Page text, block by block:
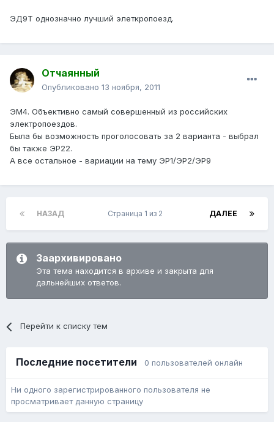
ЭД9Т однозначно лучший элеткропоезд.
Отчаянный
Опубликовано 13 ноября, 2011
ЭМ4. Объективно самый совершенный из российских
электропоездов.
Была бы возможность проголосовать за 2 варианта - выбрал
бы также ЭР22.
А все остальное - вариации на тему ЭР1/ЭР2/ЭР9
НАЗАД ДАЛЕЕ
Страница 1 из 2
Заархивировано
Эта тема находится в архиве и закрыта для
дальнейших ответов.
Перейти к списку тем
Последние посетители 0 пользователей онлайн
Ни одного зарегистрированного пользователя не
просматривает данную страницу